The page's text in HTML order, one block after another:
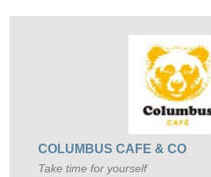
COLUMBUS CAFE & CO
Take time for yourself